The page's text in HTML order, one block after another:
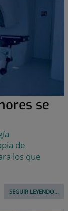
se
de
los que
SEGUIR LEYENDO...